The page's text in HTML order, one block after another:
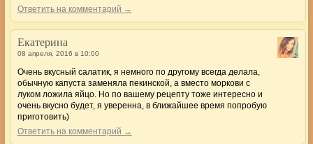
Ответить на комментарий →
Екатерина
08 апреля, 2016 в 10:00
Очень вкусный салатик, я немного по другому всегда делала,
обычную капуста заменяла пекинской, а вместо моркови с
луком ложила яйцо. Но по вашему рецепту тоже интересно и
очень вкусно будет, я уверенна, в ближайшее время попробую
приготовить)
Ответить на комментарий →